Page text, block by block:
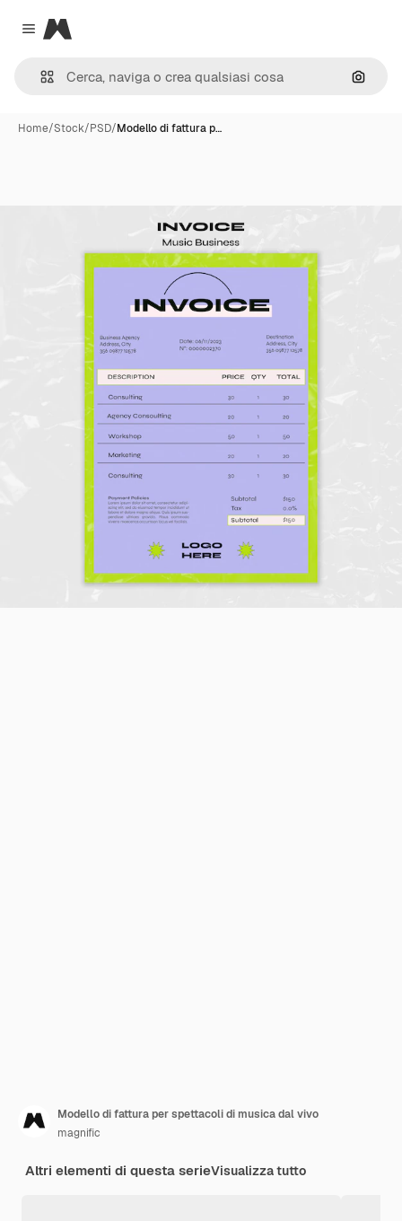
Close menu
Magnific
Cerca
Home/Stock/PSD/Modello di fattura p…
Modello di fattura per spettacoli di musica dal vivo
magnific
Altri elementi di questa serieVisualizza tutto